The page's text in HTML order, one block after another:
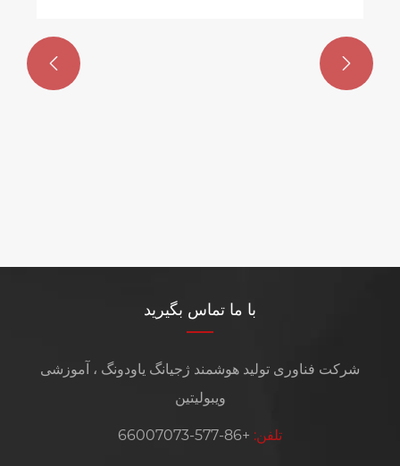
 
با ما تماس بگیرید
شرکت فناوری تولید هوشمند ژجیانگ یاودونگ ، آموزشی
ویبولیتین
تلفن: +86-577-66007073